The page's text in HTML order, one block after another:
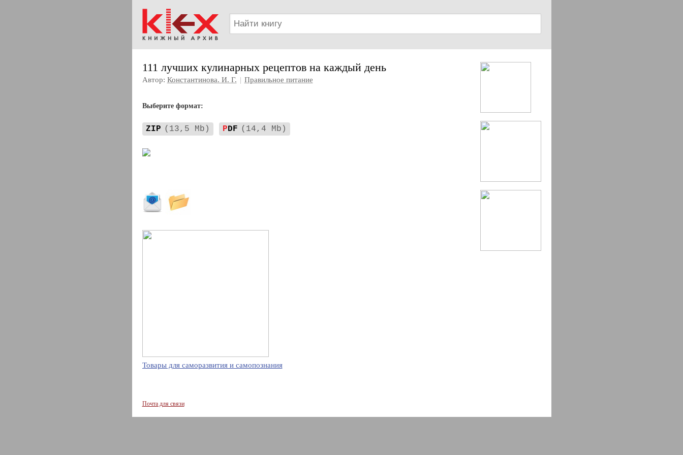
111 лучших кулинарных рецептов на каждый день
Автор: Константинова. И. Г. | Правильное питание
Выберите формат:
ZIP (13,5 Mb) PDF (14,4 Mb)
Товары для саморазвития и самопознания
Почта для связи